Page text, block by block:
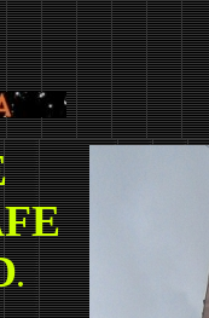
.